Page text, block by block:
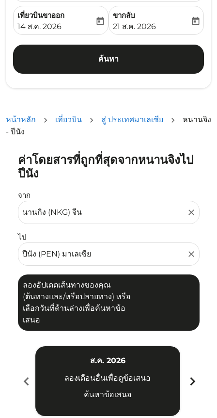
เที่ยวบินขาออก
fc-booking-departure-date-aria-label
14 ส.ค. 2026
today
ขากลับ
fc-booking-return-date-
21 ส.ค. 2026
today
ค้นหา
หน้าหลัก เที่ยวบิน สู่ ประเทศมาเลเซีย
หนานจิง
- ปีนัง
ค่าโดยสารที่ถูกที่สุดจากหนานจิงไป
ปีนัง
จาก
close
ไป
close
ลองอัปเดตเส้นทางของคุณ
(ต้นทางและ/หรือปลายทาง) หรือ
เลือกวันที่ด้านล่างเพื่อค้นหาข้อ
เสนอ
ลองอัปเดตเส้นทางของคุณ (ต้นทางและ/หรือปลายทาง) หรื
chevron_left
ส.ค. 2026
ลองเดือนอื่นเพื่อดูข้อเสนอ
ค้นหาข้อเสนอ
chevron_right